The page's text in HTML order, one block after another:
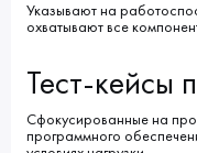
Указывают на
охватывают все
Тест-кейсы
Сфокусированные на
программного